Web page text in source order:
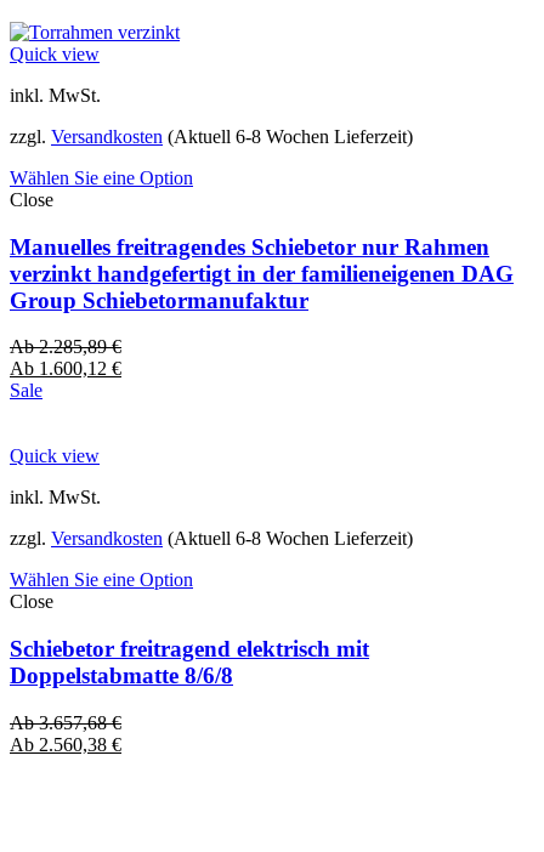
Quick view
inkl. MwSt.
zzgl. Versandkosten (Aktuell 6-8 Wochen Lieferzeit)
Wählen Sie eine Option
Close
Manuelles freitragendes Schiebetor nur Rahmen
verzinkt handgefertigt in der familieneigenen DAG
Group Schiebetormanufaktur
Ab2.285,89€
Ab 1.600,12 €
Sale
Quick view
inkl. MwSt.
zzgl. Versandkosten (Aktuell 6-8 Wochen Lieferzeit)
Wählen Sie eine Option
Close
Schiebetor freitragend elektrisch mit
Doppelstabmatte 8/6/8
Ab3.657,68€
Ab 2.560,38 €